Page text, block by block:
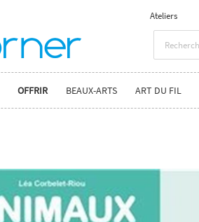
Ateliers
OFFRIR BEAUX-ARTS ART DU FIL